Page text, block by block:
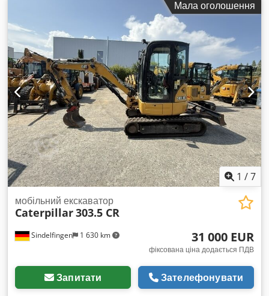
номер: CATCB434LCNH00390 Технічна інформація Кількість
циліндрів: 4 Об’єм двигуна: 4 400 куб. см Привід: колісний
Власна вага: 7 500 кг Функціональність Codeyzz E Ropfx
Anzjrf Робоча ширина: 150 см Стан Технічний стан: дуже
добрий Візуальний стан: дуже добрий Пошкодження:
відсутні Фінансова інформація Ціна: за запитом Додаткова
інформація Для отримання додаткової інформації
звертайтесь до Ернста ван Гека.
Мала оголошення
1 /7
Sindelfingen 1 630 km
мобільний екскаватор
Caterpillar303.5 CR
31 000 EUR
фіксована ціна додається ПДВ
Запитати Зателефонувати